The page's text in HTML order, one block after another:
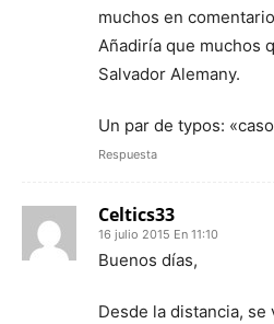
muchos en
Añadiría que muchos
Salvador Alemany.
Un par de typos:
Respuesta
Celtics33
16 julio 2015 En 11:10
Buenos días,
Desde la distancia, se